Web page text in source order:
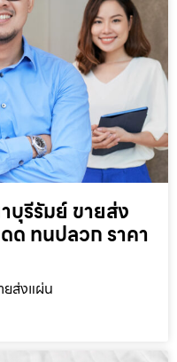
รีรัมย์ ขายส่ง
ด ทนปลวก ราคา
ยส่งแผ่น